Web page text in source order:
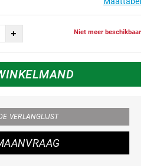
Niet meer beschikbaar
VERLANGLIJST